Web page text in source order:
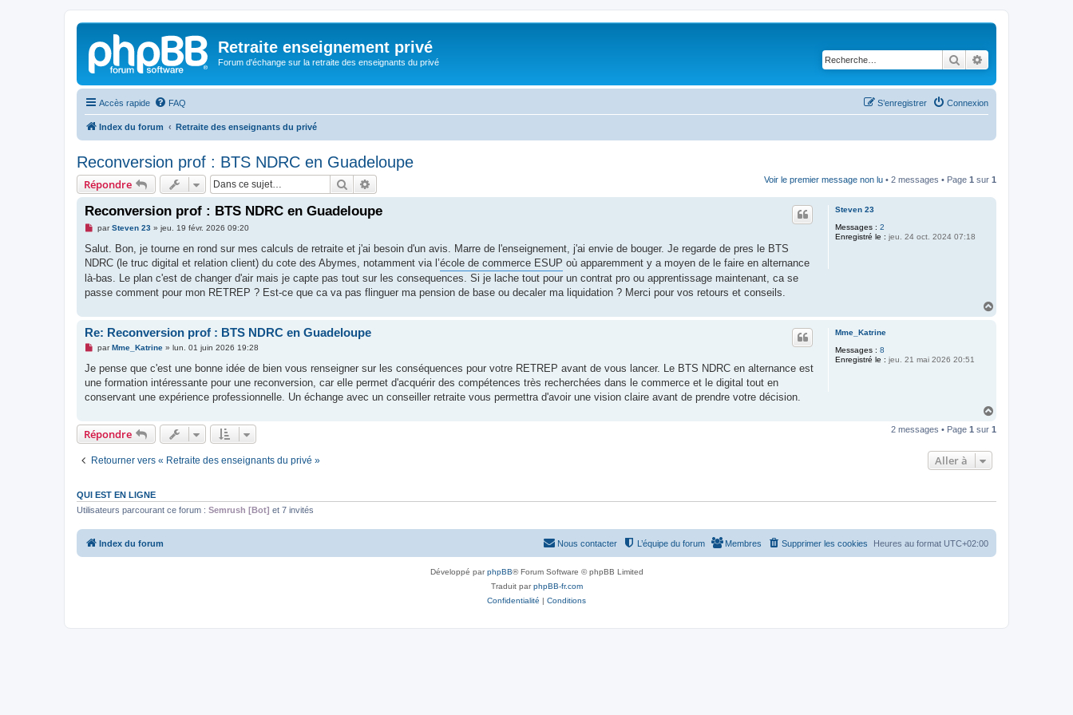
Retraite enseignement privé
Forum d'échange sur la retraite des enseignants du privé Rechercher
Accès rapide FAQ Connexion
S’enregistrer
Index du forum Retraite des enseignants du privé
Reconversion prof : BTS NDRC en Guadeloupe
Répondre Rechercher Voir le premier message non lu • 2 messages • Page 1 sur 1
Steven 23
Messages : 2
Enregistré le : jeu. 24 oct. 2024 07:18
Reconversion prof : BTS NDRC en Guadeloupe
M
s
a
g
e
n
u
parSteven 23» jeu. 19 févr. 2026 09:20
Salut. Bon, je tourne en rond sur mes calculs de retraite et j'ai besoin d'un avis. Marre de l'enseignement, j'ai envie de bouger. Je regarde de pres le BTS
NDRC (le truc digital et relation client) du cote des Abymes, notamment via l’école de commerce ESUP où apparemment y a moyen de le faire en alternance
là-bas. Le plan c'est de changer d'air mais je capte pas tout sur les consequences. Si je lache tout pour un contrat pro ou apprentissage maintenant, ca se
passe comment pour mon RETREP ? Est-ce que ca va pas flinguer ma pension de base ou decaler ma liquidation ? Merci pour vos retours et conseils.
Mme_Katrine
Messages : 8
Enregistré le : jeu. 21 mai 2026 20:51
Re: Reconversion prof : BTS NDRC en Guadeloupe
M
s
a
g
o
n
l
parMme_Katrine» lun. 01 juin 2026 19:28
Je pense que c'est une bonne idée de bien vous renseigner sur les conséquences pour votre RETREP avant de vous lancer. Le BTS NDRC en alternance est
une formation intéressante pour une reconversion, car elle permet d'acquérir des compétences très recherchées dans le commerce et le digital tout en
conservant une expérience professionnelle. Un échange avec un conseiller retraite vous permettra d'avoir une vision claire avant de prendre votre décision.
u
Répondre 2 messages • Page 1 sur 1
Retourner vers « Retraite des enseignants du privé » Aller à
QUI EST EN LIGNE
Utilisateurs parcourant ce forum : Semrush [Bot] et 7 invités
Index du forum Heures au format UTC+02:00
Supprimer les cookies
Membres
L’équipe du forum
Nous contacter
Développé parphpBB® Forum Software © phpBB Limited
Traduit parphpBB-fr.com
Confidentialité | Conditions